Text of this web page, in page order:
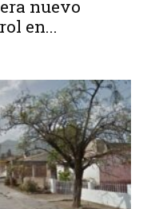
nuevo
en...